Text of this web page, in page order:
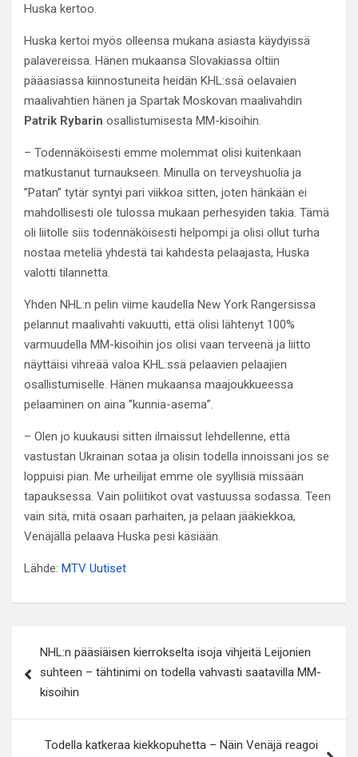
Huska kertoo.
Huska kertoi myös olleensa mukana asiasta käydyissä
palavereissa. Hänen mukaansa Slovakiassa oltiin
pääasiassa kiinnostuneita heidän KHL:ssä oelavaien
maalivahtien hänen ja Spartak Moskovan maalivahdin
Patrik Rybarin osallistumisesta MM-kisoihin.
– Todennäköisesti emme molemmat olisi kuitenkaan
matkustanut turnaukseen. Minulla on terveyshuolia ja
”Patan” tytär syntyi pari viikkoa sitten, joten hänkään ei
mahdollisesti ole tulossa mukaan perhesyiden takia. Tämä
oli liitolle siis todennäköisesti helpompi ja olisi ollut turha
nostaa meteliä yhdestä tai kahdesta pelaajasta, Huska
valotti tilannetta.
Yhden NHL:n pelin viime kaudella New York Rangersissa
pelannut maalivahti vakuutti, että olisi lähtenyt 100%
varmuudella MM-kisoihin jos olisi vaan terveenä ja liitto
näyttäisi vihreää valoa KHL:ssä pelaavien pelaajien
osallistumiselle. Hänen mukaansa maajoukkueessa
pelaaminen on aina ”kunnia-asema”.
– Olen jo kuukausi sitten ilmaissut lehdellenne, että
vastustan Ukrainan sotaa ja olisin todella innoissani jos se
loppuisi pian. Me urheilijat emme ole syyllisiä missään
tapauksessa. Vain poliitikot ovat vastuussa sodassa. Teen
vain sitä, mitä osaan parhaiten, ja pelaan jääkiekkoa,
Venäjällä pelaava Huska pesi käsiään.
Lähde: MTV Uutiset
selaus
NHL:n pääsiäisen kierrokselta isoja vihjeitä Leijonien
suhteen – tähtinimi on todella vahvasti saatavilla MM-
kisoihin
Todella katkeraa kiekkopuhetta – Näin Venäjä reagoi